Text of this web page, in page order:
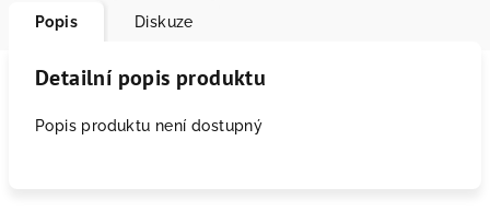
Popis Diskuze
Detailní popis produktu
Popis produktu není dostupný